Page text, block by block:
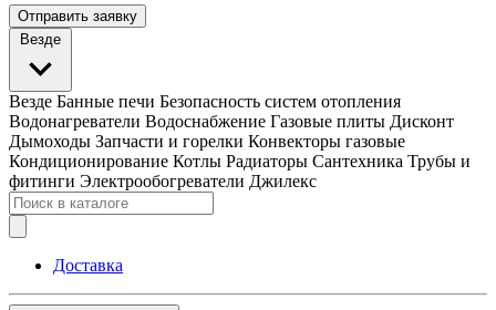
Отправить заявку
Везде
Везде Банные печи Безопасность систем отопления
Водонагреватели Водоснабжение Газовые плиты Дисконт
Дымоходы Запчасти и горелки Конвекторы газовые
Кондиционирование Котлы Радиаторы Сантехника Трубы и
фитинги Электрообогреватели Джилекс
Доставка